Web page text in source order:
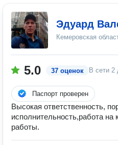
Эдуард
Кемеровская
5.0 37 оценок В сети 2
Паспорт проверен
Высокая ответственность,
исполнительность,работа на
работы.